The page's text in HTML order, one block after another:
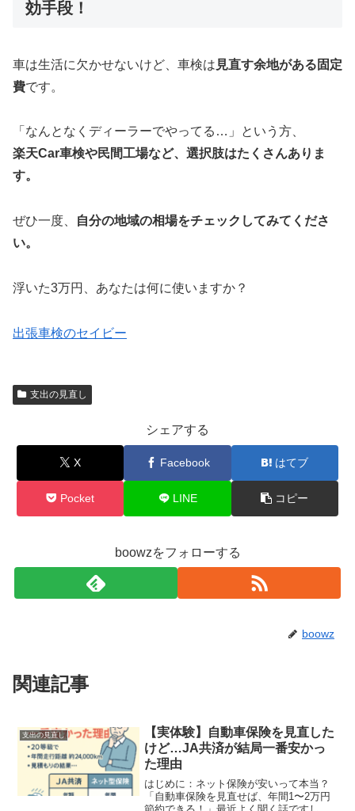
効手段！
車は生活に欠かせないけど、車検は 見直す余地がある固定
費です。
「なんとなくディーラーでやってる…」という方、
楽天Car車検や民間工場など、選択肢はたくさんありま
す。
ぜひ一度、
自分の地域の相場をチェックしてみてくださ
い。
浮いた3万円、あなたは何に使いますか？
出張車検のセイビー
支出の見直し
シェアする
X Facebook はてブ
Pocket LINE コピー
boowzをフォローする
boowz
関連記事
支出の見直し
【実体験】自動車保険を見直した
けど…JA共済が結局一番安かっ
た理由
はじめに：ネット保険が安いって本当？
「自動車保険を見直せば、年間1〜2万円